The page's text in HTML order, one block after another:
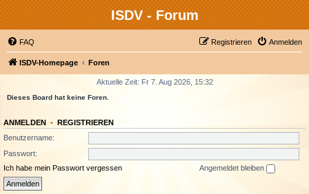
ISDV - Forum
FAQ Anmelden
Registrieren
ISDV-Homepage Foren
Aktuelle Zeit: Fr 7. Aug 2026, 15:32
Dieses Board hat keine Foren.
ANMELDEN • REGISTRIEREN
Benutzername:
Passwort:
Ich habe mein Passwort vergessen
Angemeldet bleiben